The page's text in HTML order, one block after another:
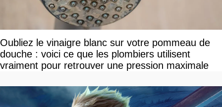
Oubliez le vinaigre blanc sur votre pommeau de
douche : voici ce que les plombiers utilisent
vraiment pour retrouver une pression maximale